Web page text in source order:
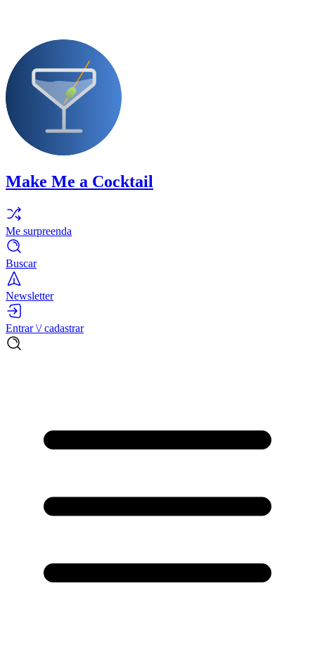
Make Me a Cocktail
Me surpreenda
Buscar
Newsletter
Entrar \/ cadastrar